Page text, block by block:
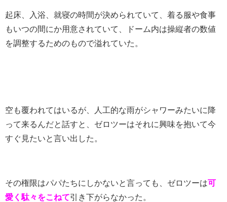
起床、入浴、就寝の時間が決められていて、着る服や食事
もいつの間にか用意されていて、ドーム内は操縦者の数値
を調整するためのもので溢れていた。
空も覆われてはいるが、人工的な雨がシャワーみたいに降
って来るんだと話すと、ゼロツーはそれに興味を抱いて今
すぐ見たいと言い出した。
その権限はパパたちにしかないと言っても、ゼロツーは可
愛く駄々をこねて引き下がらなかった。